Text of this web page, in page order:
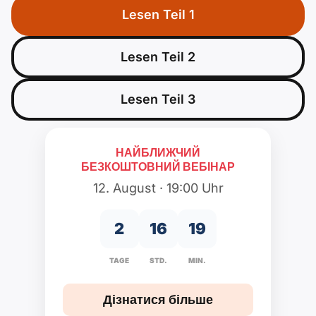
A2 ÖIF
B1 telc
B1 Goethe
B1 ÖIF
B1 Pflege (telc)
B2 telc
B2 Goethe
B2 Pflege (telc)
Додатково
Онлайн-курси
Тест для громадянства
Школи та курси
Створити резюме
Lesen Teil 1
Lesen Teil 2
Lesen Teil 3
НАЙБЛИЖЧИЙ
БЕЗКОШТОВНИЙ ВЕБІНАР
12. August · 19:00 Uhr
2
TAGE
16
STD.
19
MIN.
Дізнатися більше